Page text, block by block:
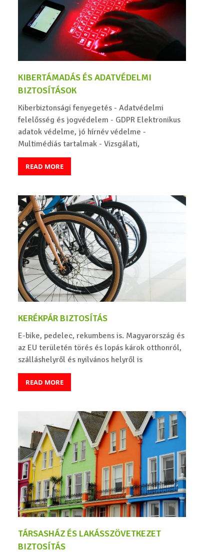
KIBERTÁMADÁS ÉS ADATVÉDELMI
BIZTOSÍTÁSOK
Kiberbiztonsági fenyegetés - Adatvédelmi
felelősség és jogvédelem - GDPR Elektronikus
adatok védelme, jó hírnév védelme -
Multimédiás tartalmak - Vizsgálati,
READ MORE
KERÉKPÁR BIZTOSÍTÁS
E-bike, pedelec, rekumbens is. Magyarország és
az EU területén törés és lopás károk otthonról,
szálláshelyről és nyilvános helyről is
READ MORE
TÁRSASHÁZ ÉS LAKÁSSZÖVETKEZET
BIZTOSÍTÁS